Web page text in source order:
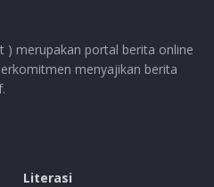
) merupakan portal berita online
menyajikan berita
Literasi